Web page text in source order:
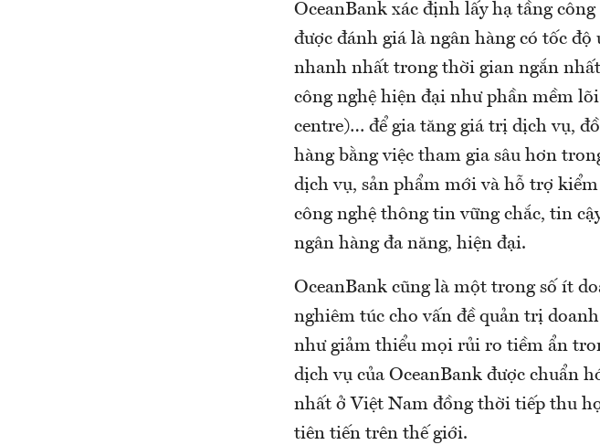
OceanBank xác định lấy hạ tầng
được đánh giá là ngân hàng có tốc
nhanh nhất trong thời gian ngắn
công nghệ hiện đại như phần mềm
centre)… để gia tăng giá trị dịch vụ,
hàng bằng việc tham gia sâu hơn
dịch vụ, sản phẩm mới và hỗ trợ
công nghệ thông tin vững chắc, tin
ngân hàng đa năng, hiện đại.
OceanBank cũng là một trong số ít
nghiêm túc cho vấn đề quản trị
như giảm thiểu mọi rủi ro tiềm ẩn
dịch vụ của OceanBank được chuẩn
nhất ở Việt Nam đồng thời tiếp thu
tiên tiến trên thế giới.